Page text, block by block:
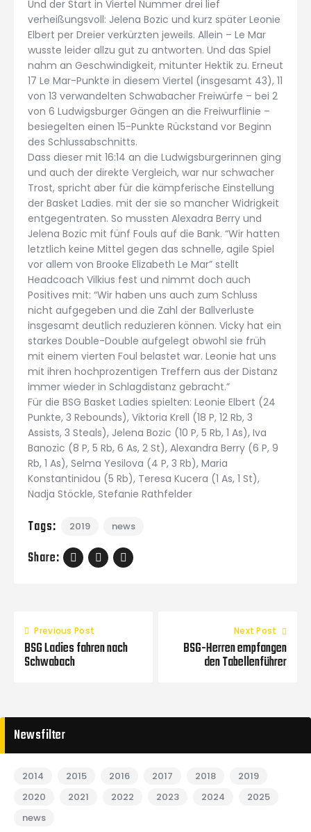
Und der Start in Viertel Nummer drei lief
verheißungsvoll: Jelena Bozic und kurz später Leonie
Elbert per Dreier verkürzten jeweils. Allein – Le Mar
wusste leider allzu gut zu antworten. Und das Spiel
nahm an Geschwindigkeit, mitunter Hektik zu. Erneut
17 Le Mar-Punkte in diesem Viertel (insgesamt 43), 11
von 13 verwandelten Schwabacher Freiwürfe – bei 2
von 6 Ludwigsburger Gängen an die Freiwurflinie –
besiegelten einen 15-Punkte Rückstand vor Beginn
des Schlussabschnitts.
Dass dieser mit 16:14 an die Ludwigsburgerinnen ging
und auch der direkte Vergleich, war nur schwacher
Trost, spricht aber für die kämpferische Einstellung
der Basket Ladies. mit der sie so mancher Widrigkeit
entgegentraten. So mussten Alexadra Berry und
Jelena Bozic mit fünf Fouls auf die Bank. “Wir hatten
letztlich keine Mittel gegen das schnelle, agile Spiel
vor allem von Brooke Elizabeth Le Mar” stellt
Headcoach Vilkius fest und nimmt doch auch
Positives mit: “Wir haben uns auch zum Schluss
nicht aufgegeben und die Zahl der Ballverluste
insgesamt deutlich reduzieren können. Vicky hat ein
starkes Double-Double aufgelegt obwohl sie früh
mit einem vierten Foul belastet war. Leonie hat uns
mit ihren hochprozentigen Treffern aus der Distanz
immer wieder in Schlagdistanz gebracht.”
Für die BSG Basket Ladies spielten: Leonie Elbert (24
Punkte, 3 Rebounds), Viktoria Krell (18 P, 12 Rb, 3
Assists, 3 Steals), Jelena Bozic (10 P, 5 Rb, 1 As), Iva
Banozic (8 P, 5 Rb, 6 As, 2 St), Alexandra Berry (6 P, 9
Rb, 1 As), Selma Yesilova (4 P, 3 Rb), Maria
Konstantinidou (5 Rb), Teresa Kucera (1 As, 1 St),
Nadja Stöckle, Stefanie Rathfelder
Tags: 2019 news
Share:
Previous Post
BSG Ladies fahren nach
Schwabach
Next Post
BSG-Herren empfangen
den Tabellenführer
Newsfilter
2014 2015 2016 2017 2018
2019
2020
2021 2022 2023 2024
2025
news